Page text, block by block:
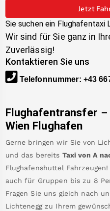
Jetzt
Sie suchen ein Flughafentaxi
Wir sind für Sie ganz in
Zuverlässig!
Kontaktieren Sie uns
Telefonnummer: +43
Flughafentransfer –
Wien Flughafen
Gerne bringen wir Sie von
und das bereits Taxi von A
Flughafenshuttel
auch für Gruppen bis zu 8
Fragen Sie uns gleich nach
Lichtenegg zu Ihrem